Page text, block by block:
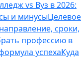
vs Вуз в 2026:
и минусыЦелевое
сроки,
профессию в
успехаКуда